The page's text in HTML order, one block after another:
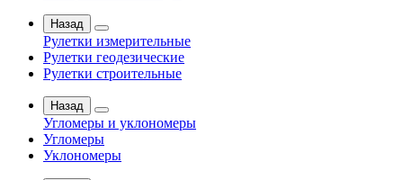
Назад
Рулетки измерительные
Рулетки геодезические
Рулетки строительные
Назад
Угломеры и уклономеры
Угломеры
Уклономеры